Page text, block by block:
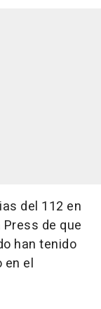
del 112 en
de que
han tenido
en el